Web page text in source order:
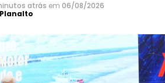
atrás em 06/08/2026